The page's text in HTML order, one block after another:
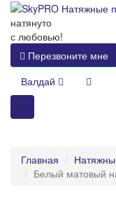
натянуто
с любовью!
Перезвоните мне
Валдай
Главная
Белый матовый